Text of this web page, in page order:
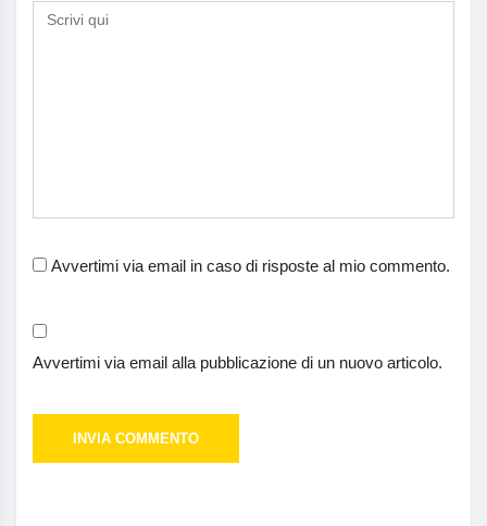
Avvertimi via email in caso di risposte al mio commento.
Avvertimi via email alla pubblicazione di un nuovo articolo.